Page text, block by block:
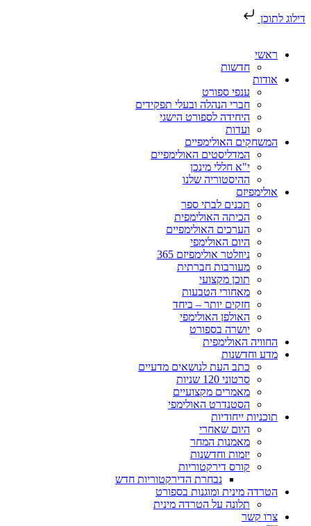
דילוג לתוכן
ראשי
חדשות
אודות
ענפי ספורט
חברי הנהלה ובעלי תפקידים
היחידה לספורט הישגי
ועדות
המשחקים האולימפיים
המדליסטים האולימפיים
י"א חללי מינכן
ההיסטוריה שלנו
אולימפיזם
תכנים לבתי ספר
הכיתה האולימפית
הערכים האולימפיים
היום האולימפי
ניוזלטר אולימפיזם 365
מעורבות חברתית
תוכן מקצועי
מאחורי הטבעות
חזקים יותר – ביחד
האולפן האולימפי
יושרה בספורט
החוויה האולימפית
מדע וחדשנות
כתב העת לנושאים מדעיים
סרטוני 120 שניות
מאמרים מקצועיים
הסטנדרט האולימפי
תוכניות ייחודיות
היום שאחרי
מאמנות המחר
יזמות וחדשנות
קורס דירקטוריות
נבחרת הדירקטוריות חדש
הטרדה מינית ומוגנות בספורט
תלונה על הטרדה מינית
צרו קשר